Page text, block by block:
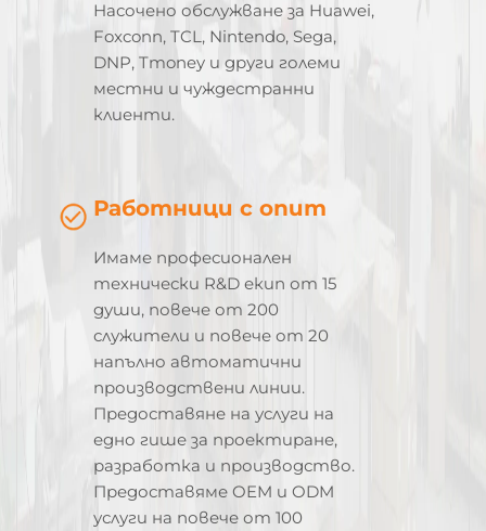
Насочено обслужване за Huawei,
Foxconn, TCL, Nintendo, Sega,
DNP, Tmoney и други големи
местни и чуждестранни
клиенти.
Работници с опит
Имаме професионален
технически R&D екип от 15
души, повече от 200
служители и повече от 20
напълно автоматични
производствени линии.
Предоставяне на услуги на
едно гише за проектиране,
разработка и производство.
Предоставяме OEM и ODM
услуги на повече от 100